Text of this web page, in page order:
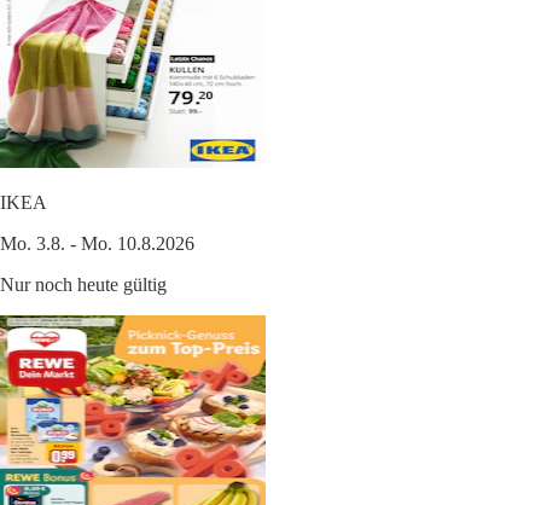
IKEA
Mo. 3.8. - Mo. 10.8.2026
Nur noch heute gültig